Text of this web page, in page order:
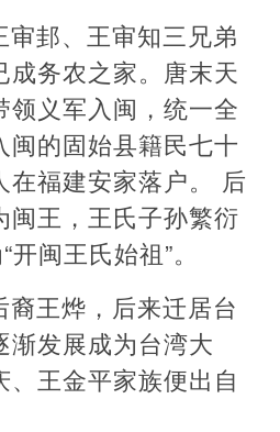
邽、王审知三兄弟
成务农之家。唐末天
领义军入闽，统一全
闽的固始县籍民七十
在福建安家落户。 后
闽王，王氏子孙繁衍
闽王氏始祖”。
裔王烨，后来迁居台
渐发展成为台湾大
王金平家族便出自